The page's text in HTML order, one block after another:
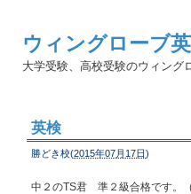
ウィングローブ
大学受験、高校受験のウィング
英検
勝どき校(2015年07月17日)
中２のTS君 準２級合格です。